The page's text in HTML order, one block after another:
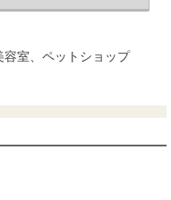
室、ペットショップ